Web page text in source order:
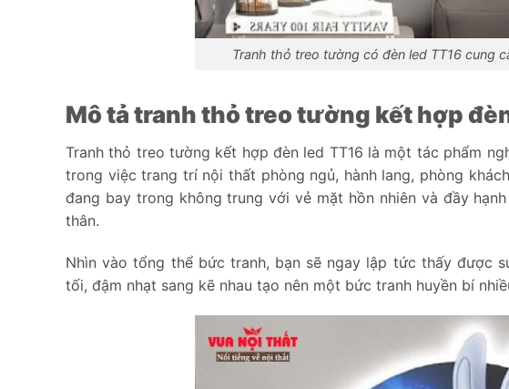
Tranh thỏ treo tường có đèn led TT16 cung
Mô tả tranh thỏ treo tường kết hợp
Tranh thỏ treo tường kết hợp đèn led TT16 là một tác phẩm
trong việc trang trí nội thất phòng ngủ, hành lang, phòng
đang bay trong không trung với vẻ mặt hồn nhiên và đầy
thân.
Nhìn vào tổng thể bức tranh, bạn sẽ ngay lập tức thấy được
tối, đậm nhạt sang kẽ nhau tạo nên một bức tranh huyền bí